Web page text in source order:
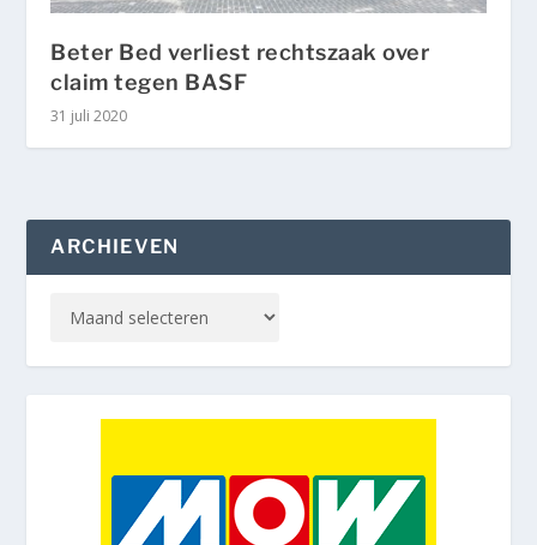
Beter Bed verliest rechtszaak over
claim tegen BASF
31 juli 2020
ARCHIEVEN